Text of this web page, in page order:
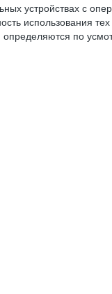
устройствах с
использования
по